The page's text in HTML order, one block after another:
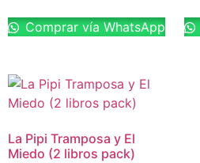
Comprar vía WhatsApp
La Pipi Tramposa y El
Miedo (2 libros pack)